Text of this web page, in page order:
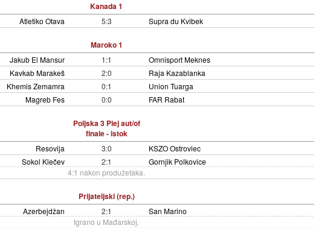
Kanada 1
Atletiko Otava 5:3 Supra du Kvibek
Maroko 1
Jakub El Mansur 1:1
Omnisport Meknes
Kavkab Marakeš
2:0
Raja Kazablanka
Khemis Zemamra
0:1
Union Tuarga
Magreb Fes
0:0 FAR Rabat
Poljska 3 Plej aut/of
finale - istok
Resovija 3:0
KSZO Ostroviec
Sokol Klečev
2:1
Gornjik Polkovice
4:1 nakon produžetaka.
Prijateljski (rep.)
Azerbejdžan 2:1
San Marino
Igrano u Mađarskoj.